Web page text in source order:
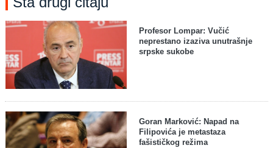
Profesor Lompar: Vučić
neprestano izaziva unutrašnje
srpske sukobe
Goran Marković: Napad na
Filipovića je metastaza
fašističkog režima